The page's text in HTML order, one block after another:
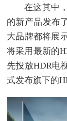
在这其中
的新产品发布
大品牌都将展
将采用最新的
先投放HDR电
式发布旗下的